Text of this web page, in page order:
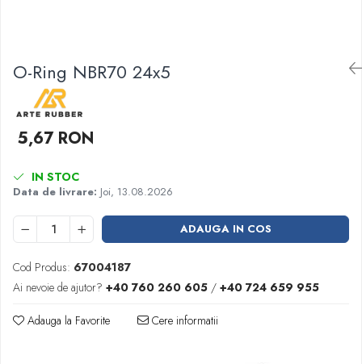
Pentru etansari cu gauri de trecere a
prezoanelor (full face) conform DIN
86071
Pentru flanse plate cu umar (RF) conform
DIN 2690
O-Ring NBR70 24x5
5,67 RON
IN STOC
Data de livrare: Joi, 13.08.2026
ADAUGA IN COS
Cod Produs: 67004187
Ai nevoie de ajutor? +40 760 260 605 / +40 724 659 955
Adauga la Favorite Cere informatii